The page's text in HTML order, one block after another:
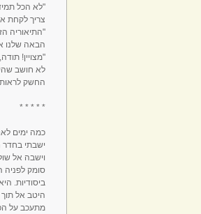
"לא הכל
צריך לקחת
"התיאוריה
הבאה שלנו
לא חושב
החשק לראות
* * * * *
כמה ימים
ישבתי
סומק לפניה
ביסודיות.
היטב אל
מתעכב על